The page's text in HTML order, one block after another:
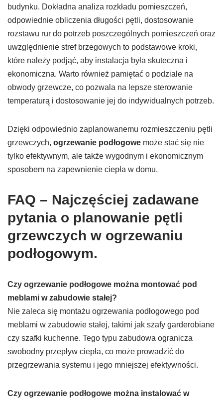
budynku. Dokładna analiza rozkładu pomieszczeń,
odpowiednie obliczenia długości pętli, dostosowanie
rozstawu rur do potrzeb poszczególnych pomieszczeń oraz
uwzględnienie stref brzegowych to podstawowe kroki,
które należy podjąć, aby instalacja była skuteczna i
ekonomiczna. Warto również pamiętać o podziale na
obwody grzewcze, co pozwala na lepsze sterowanie
temperaturą i dostosowanie jej do indywidualnych potrzeb.
Dzięki odpowiednio zaplanowanemu rozmieszczeniu pętli
grzewczych, ogrzewanie podłogowe może stać się nie
tylko efektywnym, ale także wygodnym i ekonomicznym
sposobem na zapewnienie ciepła w domu.
FAQ – Najczęściej zadawane
pytania o planowanie pętli
grzewczych w ogrzewaniu
podłogowym.
Czy ogrzewanie podłogowe można montować pod
meblami w zabudowie stałej?
Nie zaleca się montażu ogrzewania podłogowego pod
meblami w zabudowie stałej, takimi jak szafy garderobiane
czy szafki kuchenne. Tego typu zabudowa ogranicza
swobodny przepływ ciepła, co może prowadzić do
przegrzewania systemu i jego mniejszej efektywności.
Czy ogrzewanie podłogowe można instalować w